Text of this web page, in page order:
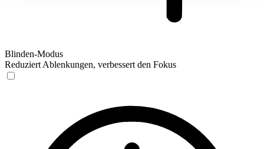
Blinden-Modus
Reduziert Ablenkungen, verbessert den Fokus